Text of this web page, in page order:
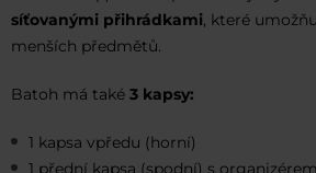
síťovanými přihrádkami, které
menších předmětů.
Batoh má také 3 kapsy:
1 kapsa vpředu (horní)
1 přední kapsa (spodní) s organizérem